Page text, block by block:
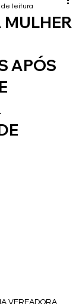
MULHER
APÓS
de leitura
VEREADORA